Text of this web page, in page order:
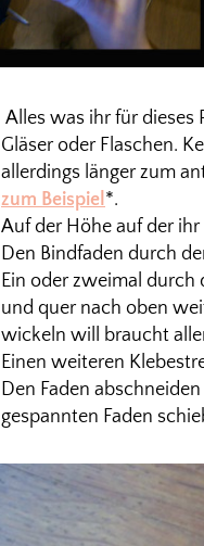
Alles was ihr für dieses
Gläser oder Flaschen.
allerdings länger zum
zum Beispiel*.
Auf der Höhe auf der
Den Bindfaden durch
Ein oder zweimal durch
und quer nach oben
wickeln will braucht
Einen weiteren
Den Faden
gespannten Faden